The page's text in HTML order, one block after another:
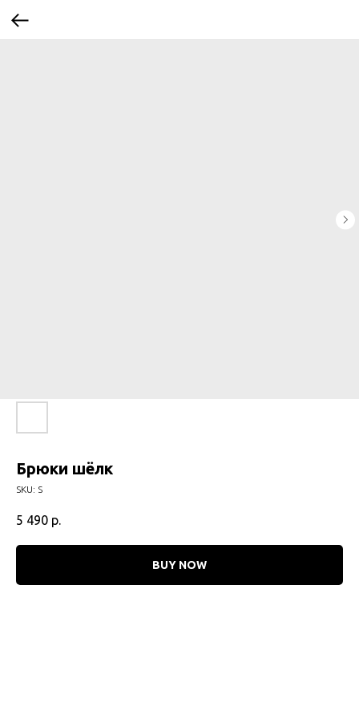
Брюки шёлк
SKU: S
5 490 р.
BUY NOW